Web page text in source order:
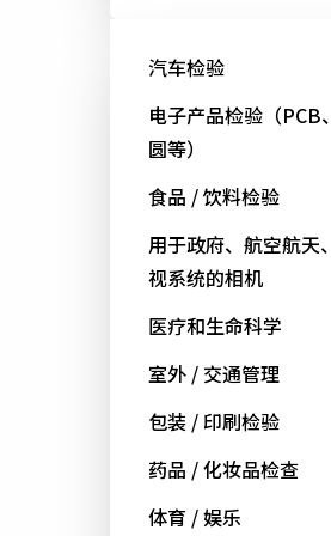
汽车检验
电子产品检验（PCB
圆等）
食品 / 饮料检验
用于政府、航空航天
视系统的相机
医疗和生命科学
室外 / 交通管理
包装 / 印刷检验
药品 / 化妆品检查
体育 / 娱乐